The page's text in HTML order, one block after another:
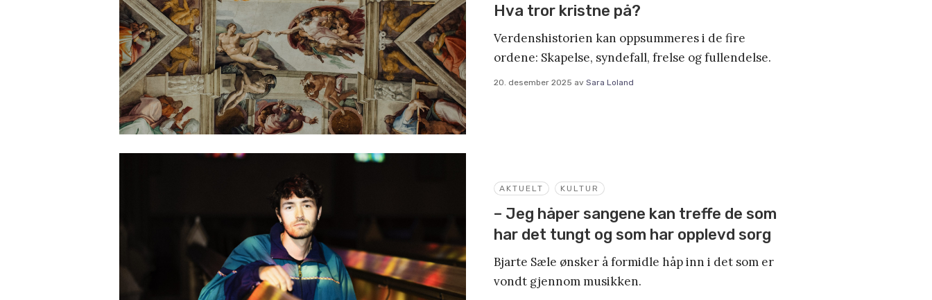
Hva tror kristne på?
Verdenshistorien kan oppsummeres i de fire
ordene: Skapelse, syndefall, frelse og fullendelse.
20. desember 2025 av Sara Loland
AKTUELT KULTUR
– Jeg håper sangene kan treffe de som
har det tungt og som har opplevd sorg
Bjarte Sæle ønsker å formidle håp inn i det som er
vondt gjennom musikken.